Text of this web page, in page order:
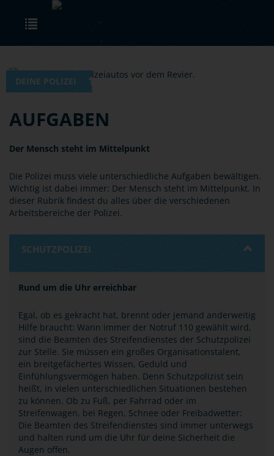
Skip to main content
DEINE POLIZEI
AUFGABEN
Der Mensch steht im Mittelpunkt
Die Polizei muss viele unterschiedliche Aufgaben bewältigen.
Wichtig ist dabei immer: Der Mensch steht im Mittelpunkt. In
dieser Rubrik findest du alles über die verschiedenen
Arbeitsbereiche der Polizei.
SCHUTZPOLIZEI
Rund um die Uhr erreichbar
Egal, ob es gekracht hat, brennt oder jemand anderweitig
Hilfe braucht: Wann immer der Notruf 110 gewählt wird,
sind die Beamten des Streifendienstes der Schutzpolizei
zur Stelle. Sie müssen ein großes Organisationstalent,
ein breitgefächertes Wissen, Geduld und
Einfühlungsvermögen haben. Denn Schutzpolizist sein
heißt, in vielen unterschiedlichen Situationen bestehen
zu können. Ob zu Fuß, per Fahrrad oder im
Streifenwagen, bei Regen, Schnee oder Freibadwetter:
Die Beamten des Streifendienstes sind immer unterwegs
und halten rund um die Uhr für deine Sicherheit die
Augen offen.